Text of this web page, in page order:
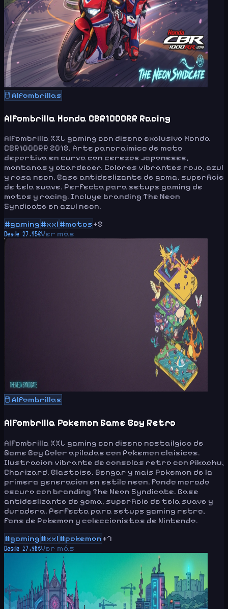
🖱️ Alfombrillas
Alfombrilla Honda CBR1000RR Racing
Alfombrilla XXL gaming con diseno exclusivo Honda
CBR1000RR 2018. Arte panoraimico de moto
deportiva en curva con cerezos japoneses,
montanas y atardecer. Colores vibrantes rojo, azul
y rosa neon. Base antideslizante de goma, superficie
de tela suave. Perfecta para setups gaming de
motos y racing. Incluye branding The Neon
Syndicate en azul neon.
#gaming #xxl #motos+5
Desde 27.95€Ver más
🖱️ Alfombrillas
Alfombrilla Pokemon Game Boy Retro
Alfombrilla XXL gaming con diseno nostailgico de
Game Boy Color apiladas con Pokemon claisicos.
Ilustracion vibrante de consolas retro con Pikachu,
Charizard, Blastoise, Gengar y mais Pokemon de la
primera generacion en estilo neon. Fondo morado
oscuro con branding The Neon Syndicate. Base
antideslizante de goma, superficie de tela suave y
duradera. Perfecta para setups gaming retro,
fans de Pokemon y coleccionistas de Nintendo.
#gaming #xxl #pokemon+7
Desde 27.95€Ver más